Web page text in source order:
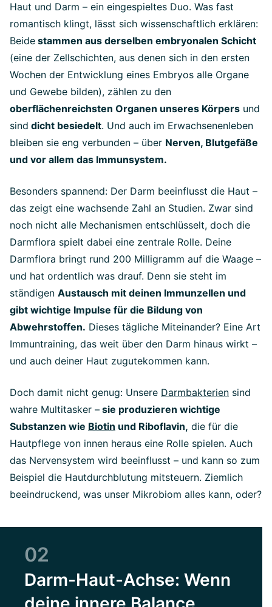
Haut und Darm – ein eingespieltes Duo. Was fast
romantisch klingt, lässt sich wissenschaftlich erklären:
Beide stammen aus derselben embryonalen Schicht
(eine der Zellschichten, aus denen sich in den ersten
Wochen der Entwicklung eines Embryos alle Organe
und Gewebe bilden), zählen zu den
oberflächenreichsten Organen unseres Körpers und
sind dicht besiedelt. Und auch im Erwachsenenleben
bleiben sie eng verbunden – über Nerven, Blutgefäße
und vor allem das Immunsystem.
Besonders spannend: Der Darm beeinflusst die Haut –
das zeigt eine wachsende Zahl an Studien. Zwar sind
noch nicht alle Mechanismen entschlüsselt, doch die
Darmflora spielt dabei eine zentrale Rolle. Deine
Darmflora bringt rund 200 Milligramm auf die Waage –
und hat ordentlich was drauf. Denn sie steht im
ständigen Austausch mit deinen Immunzellen und
gibt wichtige Impulse für die Bildung von
Abwehrstoffen. Dieses tägliche Miteinander? Eine Art
Immuntraining, das weit über den Darm hinaus wirkt –
und auch deiner Haut zugutekommen kann.
Doch damit nicht genug: Unsere Darmbakterien sind
wahre Multitasker – sie produzieren wichtige
Substanzen wie Biotin und Riboflavin, die für die
Hautpflege von innen heraus eine Rolle spielen. Auch
das Nervensystem wird beeinflusst – und kann so zum
Beispiel die Hautdurchblutung mitsteuern. Ziemlich
beeindruckend, was unser Mikrobiom alles kann, oder?
02
Darm-Haut-Achse: Wenn